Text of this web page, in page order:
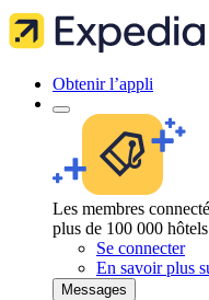
Obtenir l’appli
Les membres
plus de 100 000
Se connecter
En savoir plus
Messages